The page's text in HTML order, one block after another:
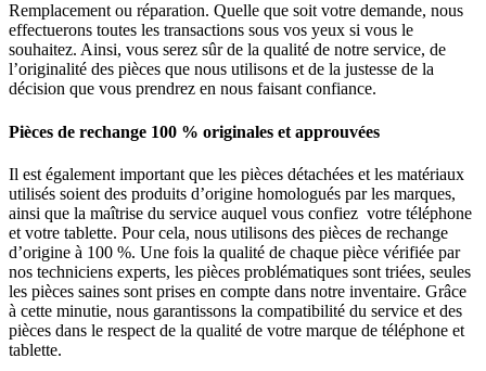
Remplacement ou réparation. Quelle que soit votre demande, nous
effectuerons toutes les transactions sous vos yeux si vous le
souhaitez. Ainsi, vous serez sûr de la qualité de notre service, de
l’originalité des pièces que nous utilisons et de la justesse de la
décision que vous prendrez en nous faisant confiance.
Pièces de rechange 100 % originales et approuvées
Il est également important que les pièces détachées et les matériaux
utilisés soient des produits d’origine homologués par les marques,
ainsi que la maîtrise du service auquel vous confiez votre téléphone
et votre tablette. Pour cela, nous utilisons des pièces de rechange
d’origine à 100 %. Une fois la qualité de chaque pièce vérifiée par
nos techniciens experts, les pièces problématiques sont triées, seules
les pièces saines sont prises en compte dans notre inventaire. Grâce
à cette minutie, nous garantissons la compatibilité du service et des
pièces dans le respect de la qualité de votre marque de téléphone et
tablette.